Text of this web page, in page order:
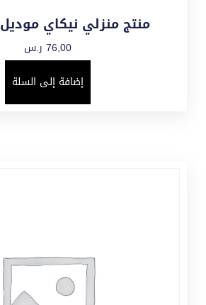
منتج منزلي نيكاي موديل NGS88H
76,00 ر.س
إضافة إلى السلة